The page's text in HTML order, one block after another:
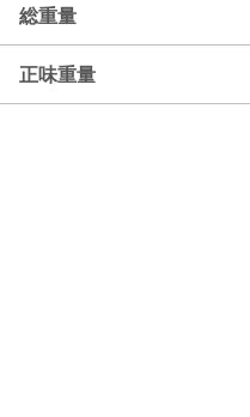
総重量
正味重量